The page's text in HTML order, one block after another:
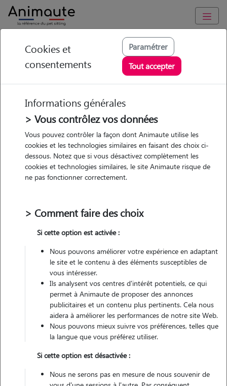
Animaute Provence Alpes Côte d'Azur /Bouches-du-Rhône
Rémy-de-Provence
Alexandra - Petsitter
à ST REMY DE
PROVENCE
• 29 ans
1 animal
Non véhiculé
Contacter
L'envoi d'une demande est sans engagement
Cookies et
consentements
Paramétrer
Tout accepter
Informations générales
> Vous contrôlez vos données
Vous pouvez contrôler la façon dont Animaute utilise les
cookies et les technologies similaires en faisant des choix ci-
dessous. Notez que si vous désactivez complètement les
cookies et technologies similaires, le site Animaute risque de
ne pas fonctionner correctement.
> Comment faire des choix
Si cette option est activée :
Nous pouvons améliorer votre expérience en adaptant
le site et le contenu à des éléments susceptibles de
vous intéresser.
Ils analysent vos centres d'intérêt potentiels, ce qui
permet à Animaute de proposer des annonces
publicitaires et un contenu plus pertinents. Cela nous
aidera à améliorer les performances de notre site Web.
Nous pouvons mieux suivre vos préférences, telles que
la langue que vous préférez utiliser.
Si cette option est désactivée :
Nous ne serons pas en mesure de nous souvenir de